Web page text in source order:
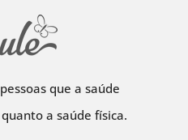
que a saúde
a saúde física.